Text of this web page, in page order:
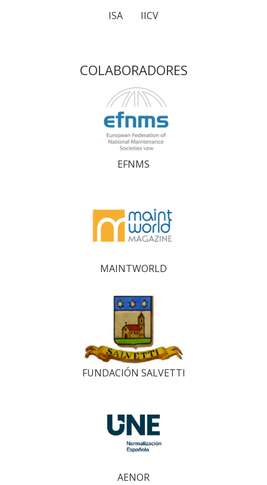
ISA IICV
COLABORADORES
EFNMS
MAINTWORLD
FUNDACIÓN SALVETTI
AENOR